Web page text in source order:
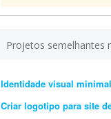
Projetos semelhantes
Identidade visual
Criar logotipo para site